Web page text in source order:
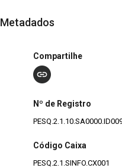
Metadados
Compartilhe
Nº de Registro
Código Caixa
PESQ.2.1.SINFO.CX001